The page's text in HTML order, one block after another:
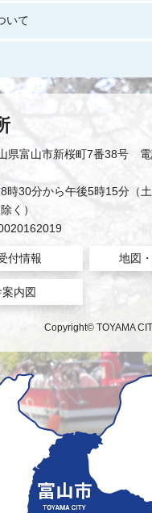
いて
県富山市新桜町7番38号
時30分から午後5時15分（
く）
付情報 地図
内図
Copyright© TOYAMA